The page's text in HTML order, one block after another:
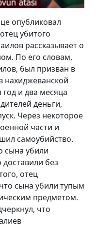
опубликовал
убитого
рассказывает о
По его словам,
был призван в
нахиджеванской
и два месяца
деньги,
Через некоторое
части и
самоубийство.
сына убили
без
отец
сына убили тупым
предметом.
что